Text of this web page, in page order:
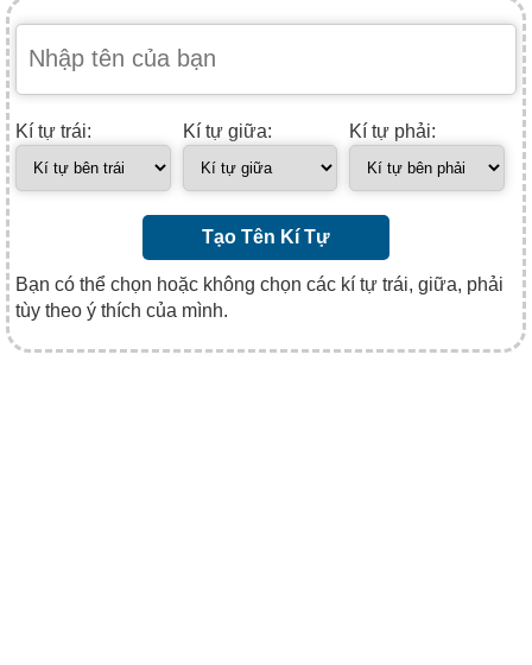
Kí tự trái: Kí tự giữa: Kí tự phải:
Tạo Tên Kí Tự
Bạn có thể chọn hoặc không chọn các kí tự trái, giữa, phải
tùy theo ý thích của mình.